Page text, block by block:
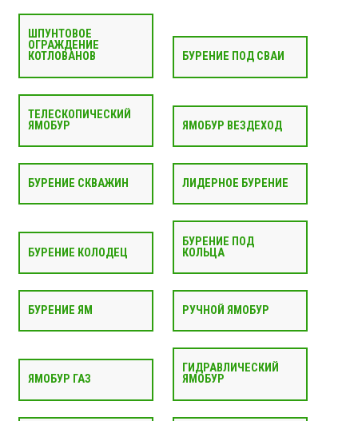
ШПУНТОВОЕ
ОГРАЖДЕНИЕ
КОТЛОВАНОВ
БУРЕНИЕ ПОД СВАИ
ТЕЛЕСКОПИЧЕСКИЙ
ЯМОБУР
ЯМОБУР ВЕЗДЕХОД
БУРЕНИЕ СКВАЖИН ЛИДЕРНОЕ БУРЕНИЕ
БУРЕНИЕ КОЛОДЕЦ
БУРЕНИЕ ПОД
КОЛЬЦА
БУРЕНИЕ ЯМ РУЧНОЙ ЯМОБУР
ЯМОБУР ГАЗ
ГИДРАВЛИЧЕСКИЙ
ЯМОБУР